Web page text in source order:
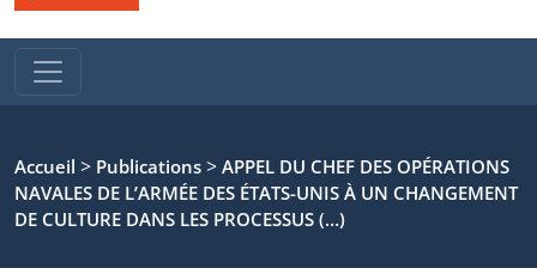
Accueil > Publications > APPEL DU CHEF DES OPÉRATIONS
NAVALES DE L’ARMÉE DES ÉTATS-UNIS À UN CHANGEMENT
DE CULTURE DANS LES PROCESSUS (…)